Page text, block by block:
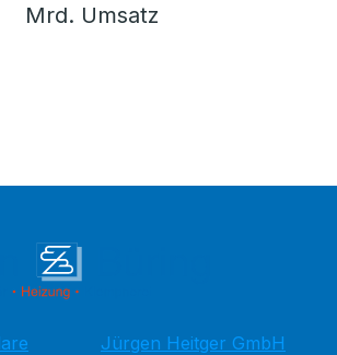
Mrd. Umsatz
Jürgen Heitger GmbH